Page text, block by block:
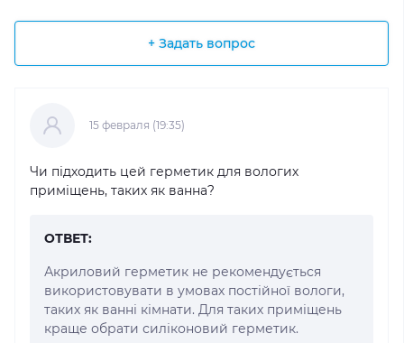
+ Задать вопрос
15 февраля (19:35)
Чи підходить цей герметик для вологих
приміщень, таких як ванна?
ОТВЕТ:
Акриловий герметик не рекомендується
використовувати в умовах постійної вологи,
таких як ванні кімнати. Для таких приміщень
краще обрати силіконовий герметик.